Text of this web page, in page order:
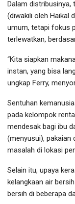
Dalam distribusinya,
(diwakili oleh Haikal
umum, tetapi fokus
terlewatkan,
“Kita siapkan
instan, yang bisa
ungkap Ferry,
Sentuhan
pada kelompok
mendesak bagi ibu
(menyusui), pakaian
masalah di lokasi
Selain itu, upaya
kelangkaan air
bersih di beberapa